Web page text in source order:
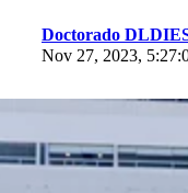
Doctorado
Nov 27, 2023,